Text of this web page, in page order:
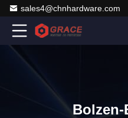
sales4@chnhardware.com
Bolzen-